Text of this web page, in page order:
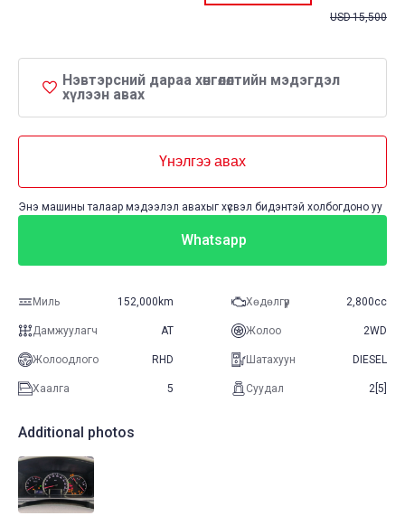
USD15,500
Нэвтэрсний дараа хөнгөлөлтийн мэдэгдэл
хүлээн авах
Үнэлгээ авах
Энэ машины талаар мэдээлэл авахыг хүсвэл бидэнтэй холбогдоно уу
Whatsapp
Миль 152,000km Хөдөлгүүр 2,800cc
Дамжуулагч AT Жолоо 2WD
Жолоодлого RHD Шатахуун DIESEL
Хаалга 5 Суудал 2[5]
Additional photos